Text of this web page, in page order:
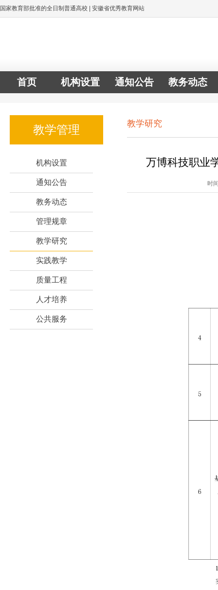
国家教育部批准的全日制普通高校 | 安徽省优秀教育网站
首页 机构设置 通知公告 教务动态
教学管理
机构设置
通知公告
教务动态
管理规章
教学研究
实践教学
质量工程
人才培养
公共服务
教学研究
万博科技职业
时